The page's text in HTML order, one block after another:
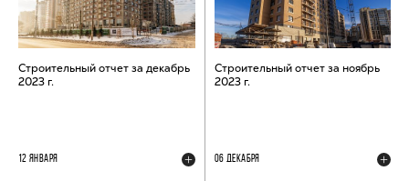
Строительный отчет за декабрь
2023 г.
12 ЯНВАРЯ
Строительный отчет за ноябрь
2023 г.
06 ДЕКАБРЯ